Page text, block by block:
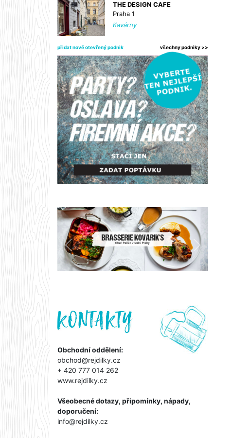
THE DESIGN CAFE
Praha 1
Kavárny
přidat nově otevřený podnik všechny podniky >>
Předchozí Další
Obchodní oddělení:
obchod@rejdilky.cz
+ 420 777 014 262
www.rejdilky.cz
Všeobecné dotazy, připomínky, nápady,
doporučení:
info@rejdilky.cz